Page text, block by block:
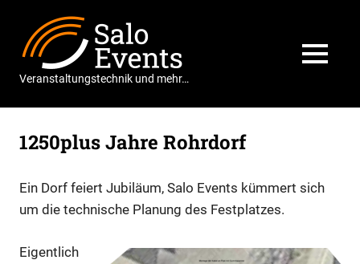
springen
Veranstaltungstechnik und mehr…
MENÜ
1250plus Jahre Rohrdorf
Ein Dorf feiert Jubiläum, Salo Events kümmert sich
um die technische Planung des Festplatzes.
Eigentlich